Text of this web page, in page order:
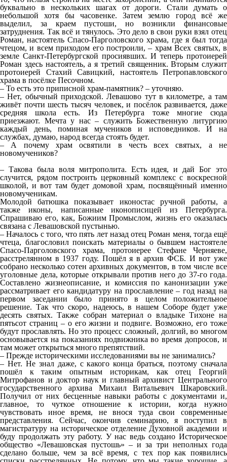
буквально в нескольких шагах от дороги. Стали думать о
небольшой хотя бы часовенке. Затем землю город всё же
выделил, за краем пустоши, но возникли финансовые
затруднения. Так всё и тянулось. Это дело в свои руки взял отец
Роман, настоятель Спасо-Парголовского храма, где я был тогда
чтецом, и всем приходом его построили, – храм Всех святых, в
земле Санкт-Петербургской просиявших. И теперь протоиерей
Роман здесь настоятель, а я третий священник. Вторым служит
протоиерей Стахий Савицкий, настоятель Петропавловского
храма в посёлке Песочном.
– То есть это приписной храм-памятник? – уточняю.
– Нет, обычный приходской. Левашово тут в километре, а там
живёт почти шесть тысяч человек, и посёлок развивается, даже
средняя школа есть. Из Петербурга тоже многие сюда
приезжают. Мечта у нас – служить Божественную литургию
каждый день, поминая мучеников и исповедников. И на
службах, думаю, народ всегда стоять будет.
– А почему храм освятили в честь всех святых, а не
новомучеников?
– Такова была воля митрополита. Есть идея, и дай Бог это
случится, рядом построить церковный комплекс с воскресной
школой, и вот там будет домовой храм, посвящённый именно
новомученикам.
Молодой батюшка показывает иконостас ручной работы, а
также иконы, написанные иконописицей из Петербурга.
Спрашиваю его, как, Божиим Промыслом, жизнь его оказалась
связана с Левашовской пустынью.
– Началось с того, что пять лет назад отец Роман меня, тогда ещё
чтеца, благословил поискать материалы о бывшем настоятеле
Спасо-Парголовского храма, протоиерее Стефане Черняеве,
расстрелянном в 1937 году. Пошёл я в архив ФСБ. И вот уже
собрано несколько сотен архивных документов, в том числе все
уголовные дела, которые открывали против него до 37-го года.
Составлено жизнеописание, и комиссия по канонизации уже
рассматривает его кандидатуру на прославление – год назад на
первом заседании было принято в целом положительное
решение. Так что скоро, надеюсь, в нашем Соборе будет уже
десять святых. Также собран материал о владыке Тихоне на
пятьсот страниц – о его жизни и подвиге. Возможно, его тоже
будут прославлять. Но это процесс сложный, долгий, во многом
основывается на показаниях подвижника во время допросов, и
там может открыться много препятствий.
– Прежде историческими исследованиями вы не занимались?
– Нет. Не знал даже, с какого конца браться, поэтому сначала
пошёл к таким опытным историкам, как отец Георгий
Митрофанов и доктор наук и главный архивист Центрального
государственного архива Михаил Витальевич Шкаровский.
Получил от них бесценные навыки работы с документами и,
главное, то чуткое отношение к истории, когда нужно
чувствовать иное время, не внося туда свои современные
представления. Сейчас, окончив семинарию, я поступил в
магистратуру на историческое отделение Духовной академии и
буду продолжать эту работу. У нас ведь создано Историческое
общество «Левашовская пустошь» – и за три неполных года
сделано больше, чем за всё время, с тех пор как появились